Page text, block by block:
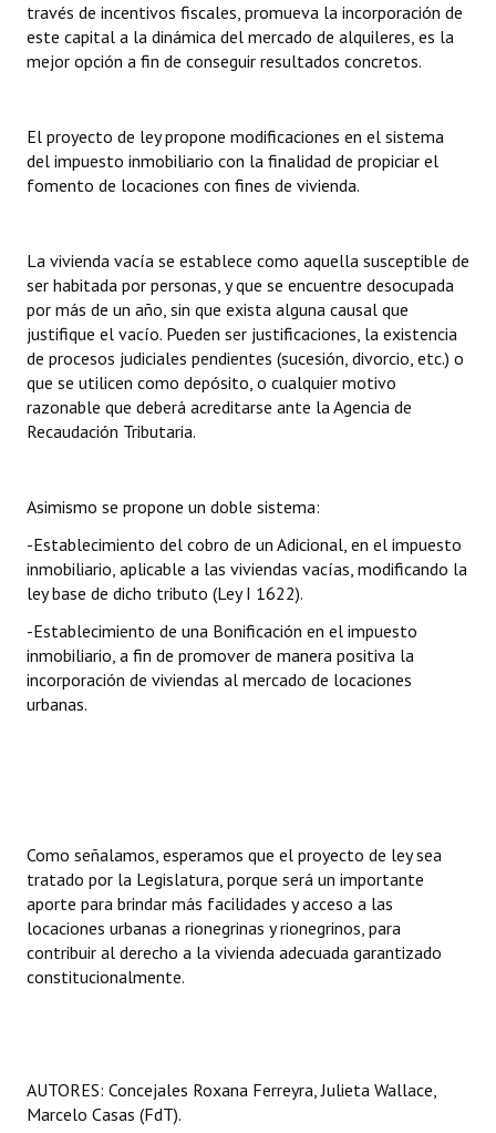
través de incentivos fiscales, promueva la incorporación de
este capital a la dinámica del mercado de alquileres, es la
mejor opción a fin de conseguir resultados concretos.
El proyecto de ley propone modificaciones en el sistema
del impuesto inmobiliario con la finalidad de propiciar el
fomento de locaciones con fines de vivienda.
La vivienda vacía se establece como aquella susceptible de
ser habitada por personas, y que se encuentre desocupada
por más de un año, sin que exista alguna causal que
justifique el vacío. Pueden ser justificaciones, la existencia
de procesos judiciales pendientes (sucesión, divorcio, etc.) o
que se utilicen como depósito, o cualquier motivo
razonable que deberá acreditarse ante la Agencia de
Recaudación Tributaria.
Asimismo se propone un doble sistema:
-Establecimiento del cobro de un Adicional, en el impuesto
inmobiliario, aplicable a las viviendas vacías, modificando la
ley base de dicho tributo (Ley I 1622).
-Establecimiento de una Bonificación en el impuesto
inmobiliario, a fin de promover de manera positiva la
incorporación de viviendas al mercado de locaciones
urbanas.
Como señalamos, esperamos que el proyecto de ley sea
tratado por la Legislatura, porque será un importante
aporte para brindar más facilidades y acceso a las
locaciones urbanas a rionegrinas y rionegrinos, para
contribuir al derecho a la vivienda adecuada garantizado
constitucionalmente.
AUTORES: Concejales Roxana Ferreyra, Julieta Wallace,
Marcelo Casas (FdT).